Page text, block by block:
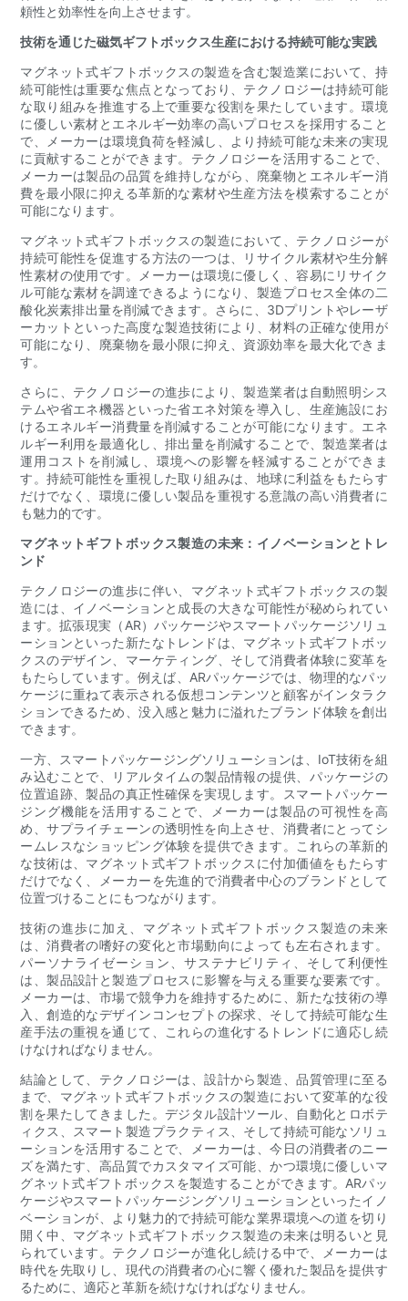
頼性と効率性を向上させます。
技術を通じた磁気ギフトボックス生産における持続可能な実践
マグネット式ギフトボックスの製造を含む製造業において、持
続可能性は重要な焦点となっており、テクノロジーは持続可能
な取り組みを推進する上で重要な役割を果たしています。環境
に優しい素材とエネルギー効率の高いプロセスを採用すること
で、メーカーは環境負荷を軽減し、より持続可能な未来の実現
に貢献することができます。テクノロジーを活用することで、
メーカーは製品の品​​質を維持しながら、廃棄物とエネルギー消
費を最小限に抑える革新的な素材や生産方法を模索することが
可能になります。
マグネット式ギフトボックスの製造において、テクノロジーが
持続可能性を促進する方法の一つは、リサイクル素材や生分解
性素材の使用です。メーカーは環境に優しく、容易にリサイク
ル可能な素材を調達できるようになり、製造プロセス全体の二
酸化炭素排出量を削減できます。さらに、3Dプリントやレーザ
ーカットといっ​​た高度な製造技術により、材料の正確な使用が
可能になり、廃棄物を最小限に抑え、資源効率を最大化できま
す。
さらに、テクノロジーの進歩により、製造業者は自動照明シス
テムや省エネ機器といった省エネ対策を導入し、生産施設にお
けるエネルギー消費量を削減することが可能になります。エネ
ルギー利用を最適化し、排出量を削減することで、製造業者は
運用コストを削減し、環境への影響を軽減することができま
す。持続可能性を重視した取り組みは、地球に利益をもたらす
だけでなく、環境に優しい製品を重視する意識の高い消費者に
も魅力的です。
マグネットギフトボックス製造の未来：イノベーションとトレ
ンド
テクノロジーの進歩に伴い、マグネット式ギフトボックスの製
造には、イノベーションと成長の大きな可能性が秘められてい
ます。拡張現実（AR）パッケージやスマートパッケージソリュ
ーションといった新たなトレンドは、マグネット式ギフトボッ
クスのデザイン、マーケティング、そして消費者体験に変革を
もたらしています。例えば、ARパッケージでは、物理的なパッ
ケージに重ねて表示される仮想コンテンツと顧客がインタラク
ションできるため、没入感と魅力に溢れたブランド体験を創出
できます。
一方、スマートパッケージングソリューションは、IoT技術を組
み込むことで、リアルタイムの製品情報の提供、パッケージの
位置追跡、製品の真正性確保を実現します。スマートパッケー
ジング機能を活用することで、メーカーは製品の可視性を高
め、サプライチェーンの透明性を向上させ、消費者にとってシ
ームレスなショッピング体験を提供できます。これらの革新的
な技術は、マグネット式ギフトボックスに付加価値をもたらす
だけでなく、メーカーを先進的で消費者中心のブランドとして
位置づけることにもつながります。
技術の進歩に加え、マグネット式ギフトボックス製造の未来
は、消費者の嗜好の変化と市場動向によっても左右されます。
パーソナライゼーション、サステナビリティ、そして利便性
は、製品設計と製造プロセスに影響を与える重要な要素です。
メーカーは、市場で競争力を維持するために、新たな技術の導
入、創造的なデザインコンセプトの探求、そして持続可能な生
産手法の重視を通じて、これらの進化するトレンドに適応し続
けなければなりません。
結論として、テクノロジーは、設計から製造、品質管理に至る
まで、マグネット式ギフトボックスの製造において変革的な役
割を果たしてきました。デジタル設計ツール、自動化とロボテ
ィクス、スマート製造プラクティス、そして持続可能なソリュ
ーションを活用することで、メーカーは、今日の消費者のニー
ズを満たす、高品質でカスタマイズ可能、かつ環境に優しいマ
グネット式ギフトボックスを製造することができます。ARパッ
ケージやスマートパッケージングソリューションといったイノ
ベーションが、より魅力的で持続可能な業界環境への道を切り
開く中、マグネット式ギフトボックス製造の未来は明るいと見
られています。テクノロジーが進化し続ける中で、メーカーは
時代を先取りし、現代の消費者の心に響く優れた製品を提供す
るために、適応と革新を続けなければなりません。